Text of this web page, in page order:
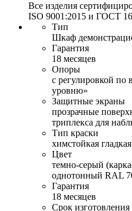
Все изделия
ISO 9001:2015 и ГОСТ
Тип
Шкаф
Гарантия
18 месяцев
Опоры
с регулировкой по
уровню»
Защитные экраны
прозрачные
триплекса для
Тип краски
химстойкая
Цвет
темно-серый
однотонный RAL
Гарантия
18 месяцев
Срок изготовления